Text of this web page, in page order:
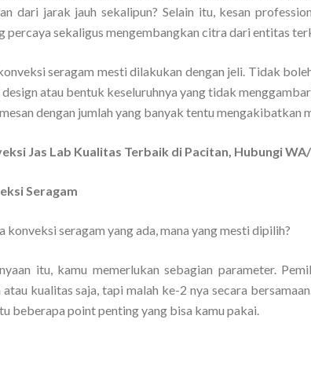
dari jarak jauh sekalipun? Selain itu, kesan
percaya sekaligus mengembangkan citra dari entitas
seragam mesti dilakukan dengan jeli. Tidak
atau bentuk keseluruhnya yang tidak
dengan jumlah yang banyak tentu mengakibatkan
Jas Lab Kualitas Terbaik di Pacitan, Hubungi
Seragam
konveksi seragam yang ada, mana yang mesti dipilih?
itu, kamu memerlukan sebagian parameter.
atau kualitas saja, tapi malah ke-2 nya secara
beberapa point penting yang bisa kamu pakai.